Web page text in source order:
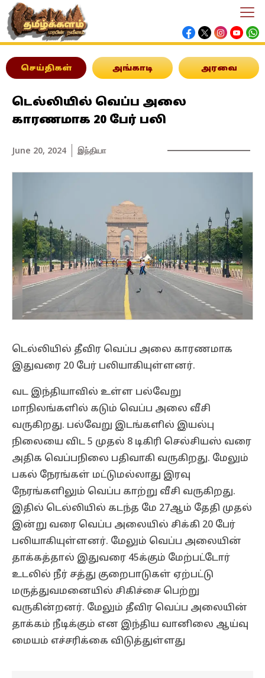
செய்திகள் அங்காடி அரவை
டெல்லியில் வெப்ப அலை
காரணமாக 20 பேர் பலி
June 20, 2024 இந்தியா
டெல்லியில் தீவிர வெப்ப அலை காரணமாக
இதுவரை 20 பேர் பலியாகியுள்ளனர்.
வட இந்தியாவில் உள்ள பல்வேறு
மாநிலங்களில் கடும் வெப்ப அலை வீசி
வருகிறது. பல்வேறு இடங்களில் இயல்பு
நிலையை விட 5 முதல் 8 டிகிரி செல்சியஸ் வரை
அதிக வெப்பநிலை பதிவாகி வருகிறது. மேலும்
பகல் நேரங்கள் மட்டுமல்லாது இரவு
நேரங்களிலும் வெப்ப காற்று வீசி வருகிறது.
இதில் டெல்லியில் கடந்த மே 27ஆம் தேதி முதல்
இன்று வரை வெப்ப அலையில் சிக்கி 20 பேர்
பலியாகியுள்ளனர். மேலும் வெப்ப அலையின்
தாக்கத்தால் இதுவரை 45க்கும் மேற்பட்டோர்
உடலில் நீர் சத்து குறைபாடுகள் ஏற்பட்டு
மருத்துவமனையில் சிகிச்சை பெற்று
வருகின்றனர். மேலும் தீவிர வெப்ப அலையின்
தாக்கம் நீடிக்கும் என இந்திய வானிலை ஆய்வு
மையம் எச்சரிக்கை விடுத்துள்ளது